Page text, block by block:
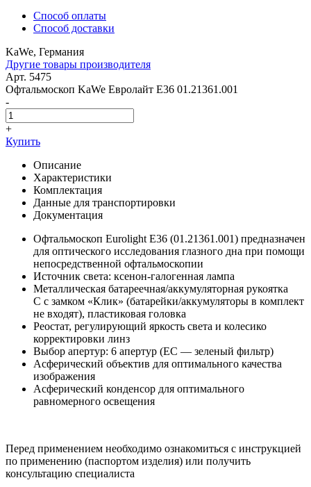
Способ оплаты
Способ доставки
KaWe, Германия
Другие товары производителя
Арт. 5475
Офтальмоскоп KaWe Евролайт E36 01.21361.001
-
+
Купить
Описание
Характеристики
Комплектация
Данные для транспортировки
Документация
Офтальмоскоп Eurolight E36 (01.21361.001) предназначен
для оптического исследования глазного дна при помощи
непосредственной офтальмоскопии
Источник света: ксенон-галогенная лампа
Металлическая батареечная/аккумуляторная рукоятка
C с замком «Клик» (батарейки/аккумуляторы в комплект
не входят), пластиковая головка
Реостат, регулирующий яркость света и колесико
корректировки линз
Выбор апертур: 6 апертур (EC — зеленый фильтр)
Асферический объектив для оптимального качества
изображения
Асферический конденсор для оптимального
равномерного освещения
Перед применением необходимо ознакомиться с инструкцией
по применению (паспортом изделия) или получить
консультацию специалиста